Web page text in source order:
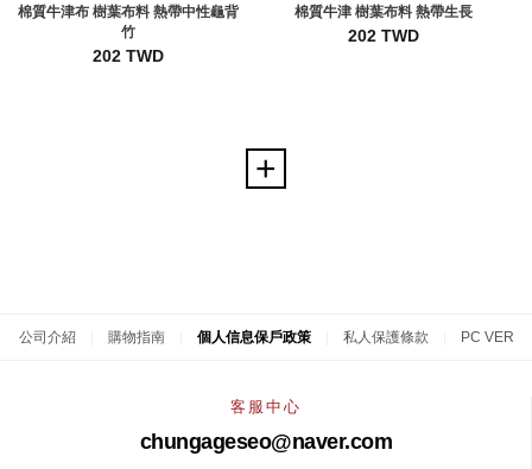
棉質牛津布 樹葉布料 熱帶中性龜背
竹
202 TWD
棉質牛津 樹葉布料 熱帶生長
202 TWD
公司介紹 購物指南 個人信息保戶政策 私人保護條款 PC VER
客服中心
chungageseo@naver.com